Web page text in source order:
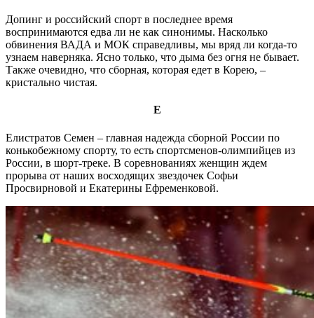
Допинг и российский спорт в последнее время
воспринимаются едва ли не как синонимы. Насколько
обвинения ВАДА и МОК справедливы, мы вряд ли когда-то
узнаем наверняка. Ясно только, что дыма без огня не бывает.
Также очевидно, что сборная, которая едет в Корею, –
кристально чистая.
Е
Елистратов Семен – главная надежда сборной России по
конькобежному спорту, то есть спортсменов-олимпийцев из
России, в шорт-треке. В соревнованиях женщин ждем
прорыва от наших восходящих звездочек Софьи
Просвирновой и Екатерины Ефременковой.